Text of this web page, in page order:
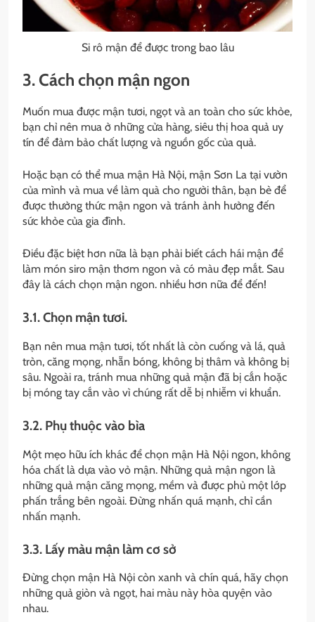
Si rô mận để được trong bao lâu
3. Cách chọn mận ngon
Muốn mua được mận tươi, ngọt và an toàn cho sức khỏe,
bạn chỉ nên mua ở những cửa hàng, siêu thị hoa quả uy
tín để đảm bảo chất lượng và nguồn gốc của quả.
Hoặc bạn có thể mua mận Hà Nội, mận Sơn La tại vườn
của mình và mua về làm quà cho người thân, bạn bè để
được thưởng thức mận ngon và tránh ảnh hưởng đến
sức khỏe của gia đình.
Điều đặc biệt hơn nữa là bạn phải biết cách hái mận để
làm món siro mận thơm ngon và có màu đẹp mắt. Sau
đây là cách chọn mận ngon. nhiều hơn nữa để đến!
3.1. Chọn mận tươi.
Bạn nên mua mận tươi, tốt nhất là còn cuống và lá, quả
tròn, căng mọng, nhẵn bóng, không bị thâm và không bị
sâu. Ngoài ra, tránh mua những quả mận đã bị cắn hoặc
bị móng tay cắn vào vì chúng rất dễ bị nhiễm vi khuẩn.
3.2. Phụ thuộc vào bìa
Một mẹo hữu ích khác để chọn mận Hà Nội ngon, không
hóa chất là dựa vào vỏ mận. Những quả mận ngon là
những quả mận căng mọng, mềm và được phủ một lớp
phấn trắng bên ngoài. Đừng nhấn quá mạnh, chỉ cần
nhấn mạnh.
3.3. Lấy màu mận làm cơ sở
Đừng chọn mận Hà Nội còn xanh và chín quá, hãy chọn
những quả giòn và ngọt, hai màu này hòa quyện vào
nhau.